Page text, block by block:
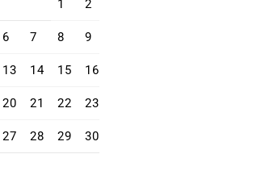
1 2
6 7 8 9
13 14 15 16
20 21 22 23
27 28 29 30